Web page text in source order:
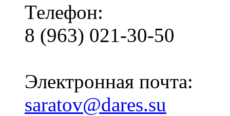
Телефон:
8 (963) 021-30-50
Электронная почта:
saratov@dares.su